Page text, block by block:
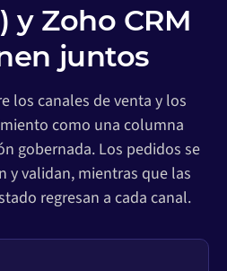
y Zoho CRM
juntos
los canales de venta y los
como una columna
gobernada. Los pedidos se
y validan, mientras que las
regresan a cada canal.